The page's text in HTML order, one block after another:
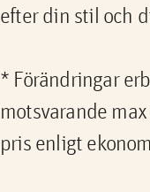
efter din stil och
* Förändringar
motsvarande
pris enligt